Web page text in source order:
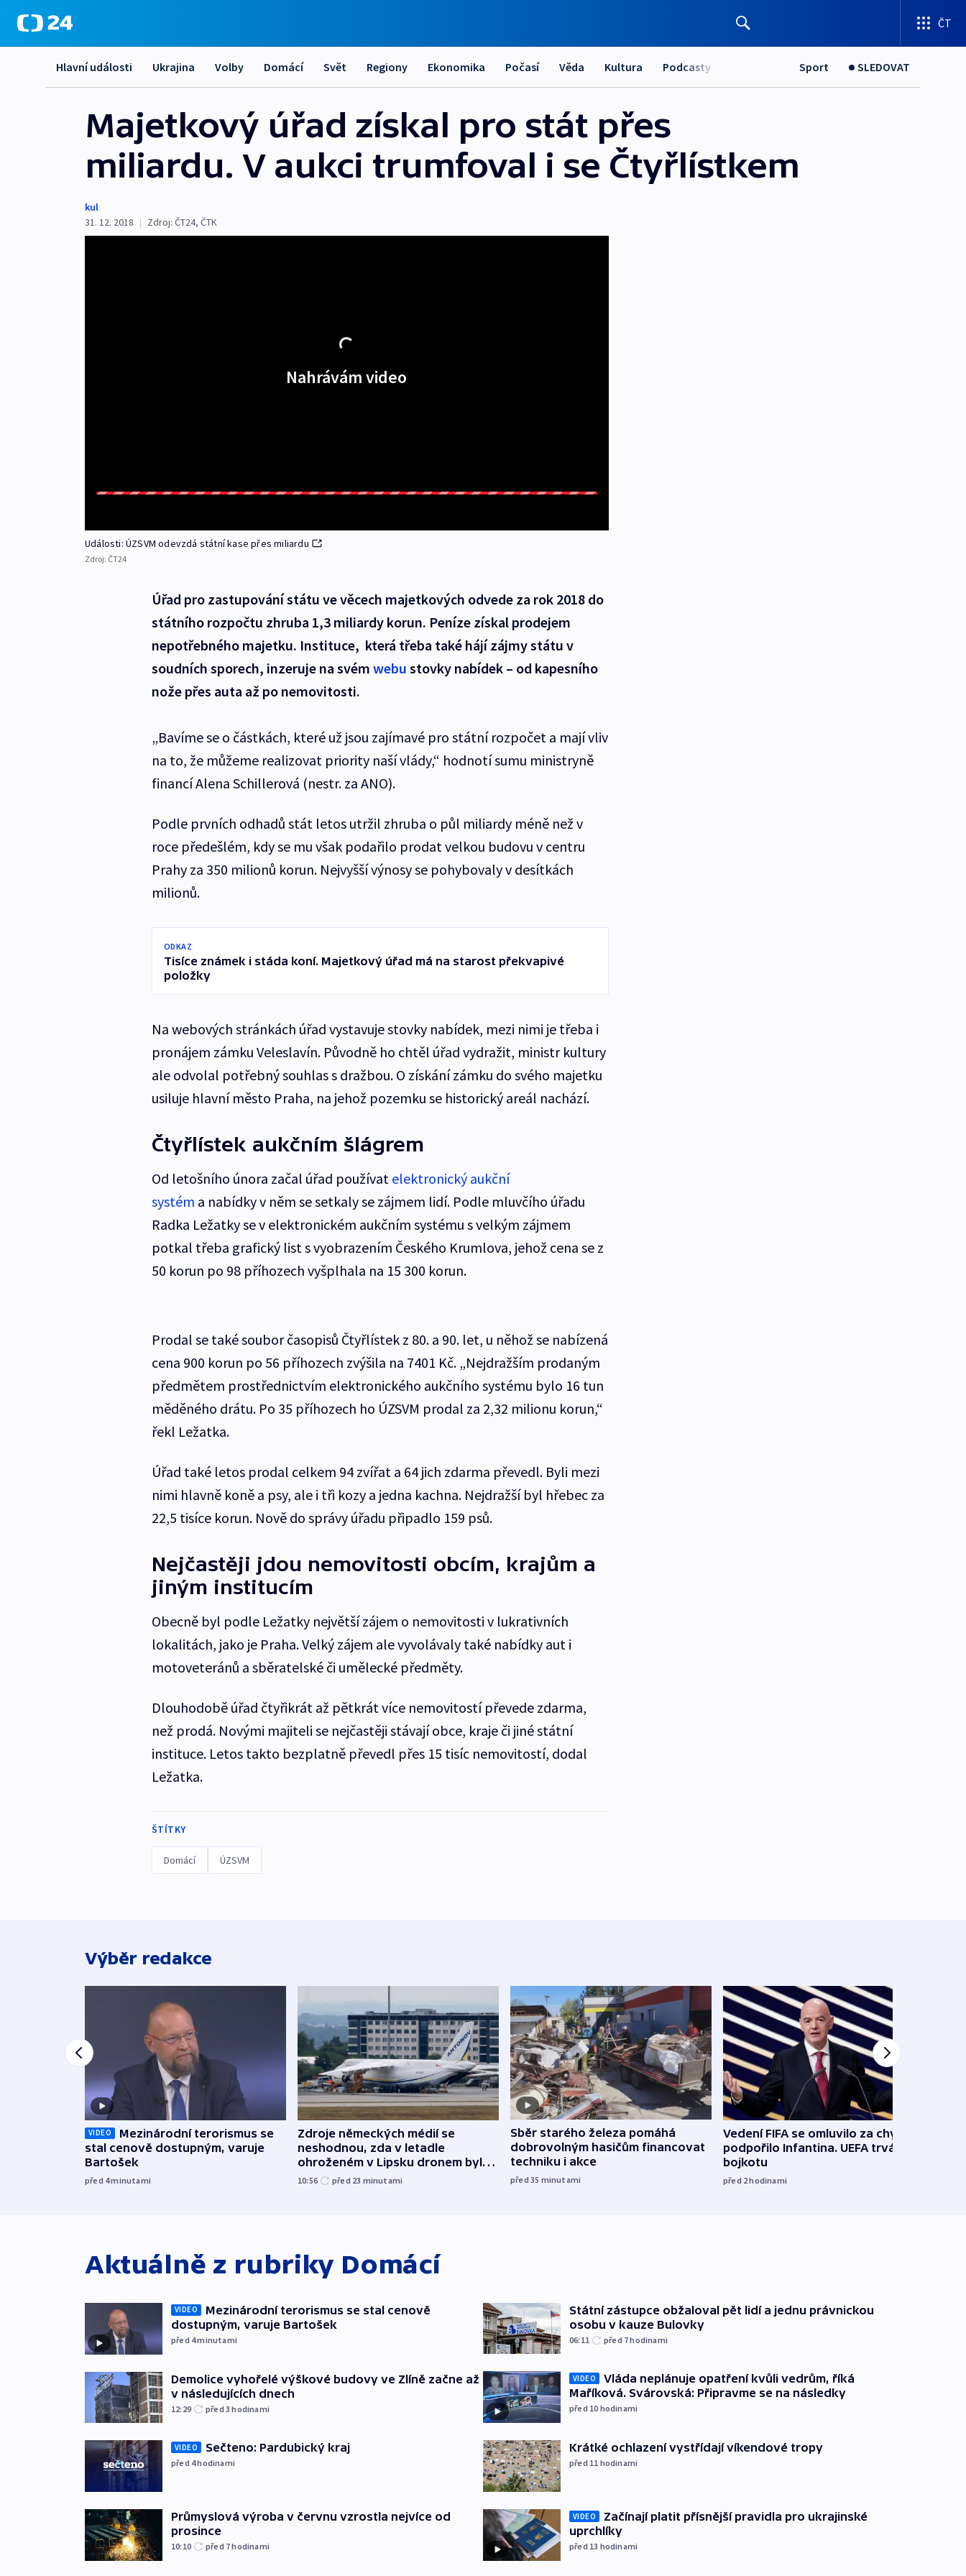
ČT
Hlavní události Ukrajina Volby Domácí Svět Regiony Ekonomika Počasí Věda Kultura Podcasty Sport SLEDOVAT
Majetkový úřad získal pro stát přes
miliardu. V aukci trumfoval i se Čtyřlístkem
kul
31. 12. 2018 | Zdroj: ČT24, ČTK
Nahrávám video
Události: ÚZSVM odevzdá státní kase přes miliardu
Zdroj: ČT24
Úřad pro zastupování státu ve věcech majetkových odvede za rok 2018 do
státního rozpočtu zhruba 1,3 miliardy korun. Peníze získal prodejem
nepotřebného majetku. Instituce, která třeba také hájí zájmy státu v
soudních sporech, inzeruje na svém webu stovky nabídek – od kapesního
nože přes auta až po nemovitosti.
„Bavíme se o částkách, které už jsou zajímavé pro státní rozpočet a mají vliv
na to, že můžeme realizovat priority naší vlády,“ hodnotí sumu ministryně
financí Alena Schillerová (nestr. za ANO).
Podle prvních odhadů stát letos utržil zhruba o půl miliardy méně než v
roce předešlém, kdy se mu však podařilo prodat velkou budovu v centru
Prahy za 350 milionů korun. Nejvyšší výnosy se pohybovaly v desítkách
milionů.
ODKAZ
Tisíce známek i stáda koní. Majetkový úřad má na starost překvapivé
položky
Na webových stránkách úřad vystavuje stovky nabídek, mezi nimi je třeba i
pronájem zámku Veleslavín. Původně ho chtěl úřad vydražit, ministr kultury
ale odvolal potřebný souhlas s dražbou. O získání zámku do svého majetku
usiluje hlavní město Praha, na jehož pozemku se historický areál nachází.
Čtyřlístek aukčním šlágrem
Od letošního února začal úřad používat elektronický aukční
systém a nabídky v něm se setkaly se zájmem lidí. Podle mluvčího úřadu
Radka Ležatky se v elektronickém aukčním systému s velkým zájmem
potkal třeba grafický list s vyobrazením Českého Krumlova, jehož cena se z
50 korun po 98 příhozech vyšplhala na 15 300 korun.
Prodal se také soubor časopisů Čtyřlístek z 80. a 90. let, u něhož se nabízená
cena 900 korun po 56 příhozech zvýšila na 7401 Kč. „Nejdražším prodaným
předmětem prostřednictvím elektronického aukčního systému bylo 16 tun
měděného drátu. Po 35 příhozech ho ÚZSVM prodal za 2,32 milionu korun,“
řekl Ležatka.
Úřad také letos prodal celkem 94 zvířat a 64 jich zdarma převedl. Byli mezi
nimi hlavně koně a psy, ale i tři kozy a jedna kachna. Nejdražší byl hřebec za
22,5 tisíce korun. Nově do správy úřadu připadlo 159 psů.
Nejčastěji jdou nemovitosti obcím, krajům a
jiným institucím
Obecně byl podle Ležatky největší zájem o nemovitosti v lukrativních
lokalitách, jako je Praha. Velký zájem ale vyvolávaly také nabídky aut i
motoveteránů a sběratelské či umělecké předměty.
Dlouhodobě úřad čtyřikrát až pětkrát více nemovitostí převede zdarma,
než prodá. Novými majiteli se nejčastěji stávají obce, kraje či jiné státní
instituce. Letos takto bezplatně převedl přes 15 tisíc nemovitostí, dodal
Ležatka.
ŠTÍTKY
Domácí ÚZSVM
Výběr redakce
VIDEO
Mezinárodní terorismus se
stal cenově dostupným, varuje
Bartošek
před 4minutami
Zdroje německých médií se
neshodnou, zda v letadle
ohroženém v Lipsku dronem byla
munice
10:56 před 23 minutami
Sběr starého železa pomáhá
dobrovolným hasičům financovat
techniku i akce
před 35 minutami
Vedení FIFA se omluvilo za chyby a
podpořilo Infantina. UEFA trvá na
bojkotu
před 2hodinami
Aktuálně z rubriky Domácí
VIDEO
Mezinárodní terorismus se stal cenově
dostupným, varuje Bartošek
před 4minutami
Demolice vyhořelé výškové budovy ve Zlíně začne až
v následujících dnech
12:29 před 3hodinami
VIDEO Sečteno: Pardubický kraj
před 4hodinami
Průmyslová výroba v červnu vzrostla nejvíce od
prosince
10:10 před 7hodinami
Státní zástupce obžaloval pět lidí a jednu právnickou
osobu v kauze Bulovky
06:11 před 7hodinami
VIDEO
Vláda neplánuje opatření kvůli vedrům, říká
Maříková. Svárovská: Připravme se na následky
před 10 hodinami
Krátké ochlazení vystřídají víkendové tropy
před 11 hodinami
VIDEO
Začínají platit přísnější pravidla pro ukrajinské
uprchlíky
před 13 hodinami